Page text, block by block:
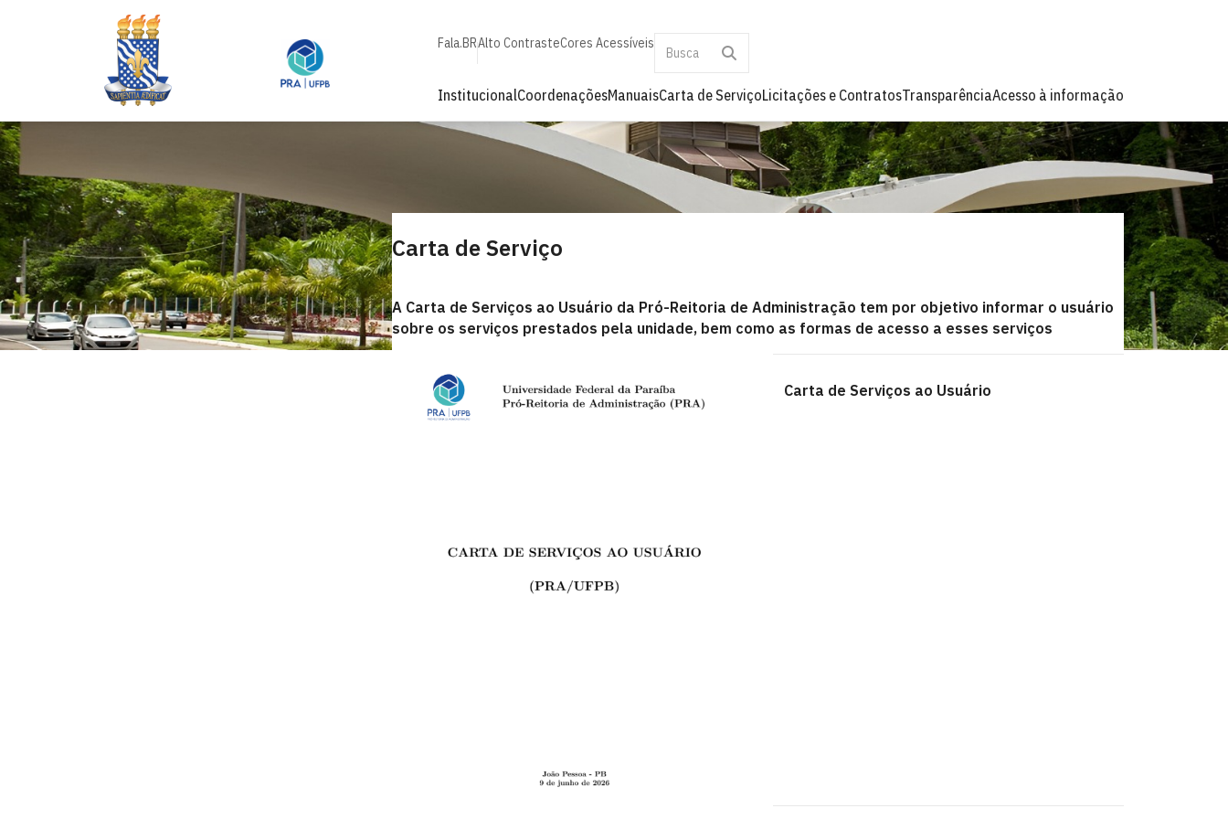
Fala.BRAlto ContrasteCores Acessíveis
InstitucionalCoordenaçõesManuaisCarta de ServiçoLicitações e ContratosTransparênciaAcesso à informação
Carta de Serviço
A Carta de Serviços ao Usuário da Pró-Reitoria de Administração tem por objetivo informar o usuário
sobre os serviços prestados pela unidade, bem como as formas de acesso a esses serviços
Carta de Serviços ao Usuário